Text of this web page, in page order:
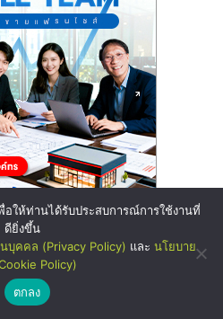
อให้ท่านได้รับประสบการณ์การใช้งานที่
ดียิ่งขึ้น
บุคคล (Privacy Policy) และ นโยบาย
Policy)
ตกลง